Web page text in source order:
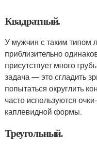
Квадратный.
У мужчин с таким типом
приблизительно
присутствует много
задача — это сгладить
попытаться округлить
часто используются
каплевидной формы.
Треугольный.